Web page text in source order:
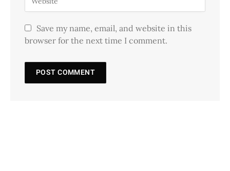
Save my name, email, and website in this
browser for the next time I comment.